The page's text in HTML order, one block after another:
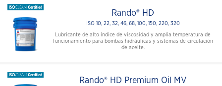
Rando® HD
ISO 10, 22, 32, 46, 68, 100, 150, 220, 320
Lubricante de alto índice de viscosidad y amplia temperatura de
funcionamiento para bombas hidráulicas y sistemas de circulación
de aceite.
Rando® HD Premium Oil MV